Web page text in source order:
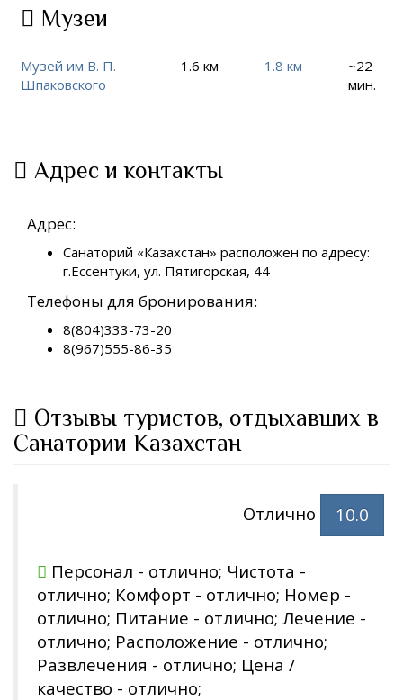
Музеи
Музей им В. П.
Шпаковского
1.6 км 1.8 км
~22
мин.
Адрес и контакты
Адрес:
Санаторий «Казахстан» расположен по адресу:
г.Ессентуки, ул. Пятигорская, 44
Телефоны для бронирования:
8(804)333-73-20
8(967)555-86-35
Отзывы туристов, отдыхавших в
Санатории Казахстан
Отлично 10.0
Персонал - отлично; Чистота -
отлично; Комфорт - отлично; Номер -
отлично; Питание - отлично; Лечение -
отлично; Расположение - отлично;
Развлечения - отлично; Цена /
качество - отлично;